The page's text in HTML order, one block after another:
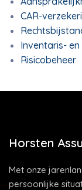
CAR-
Inventaris-
Risicobeheer
Horsten
Met onze
persoonlijke